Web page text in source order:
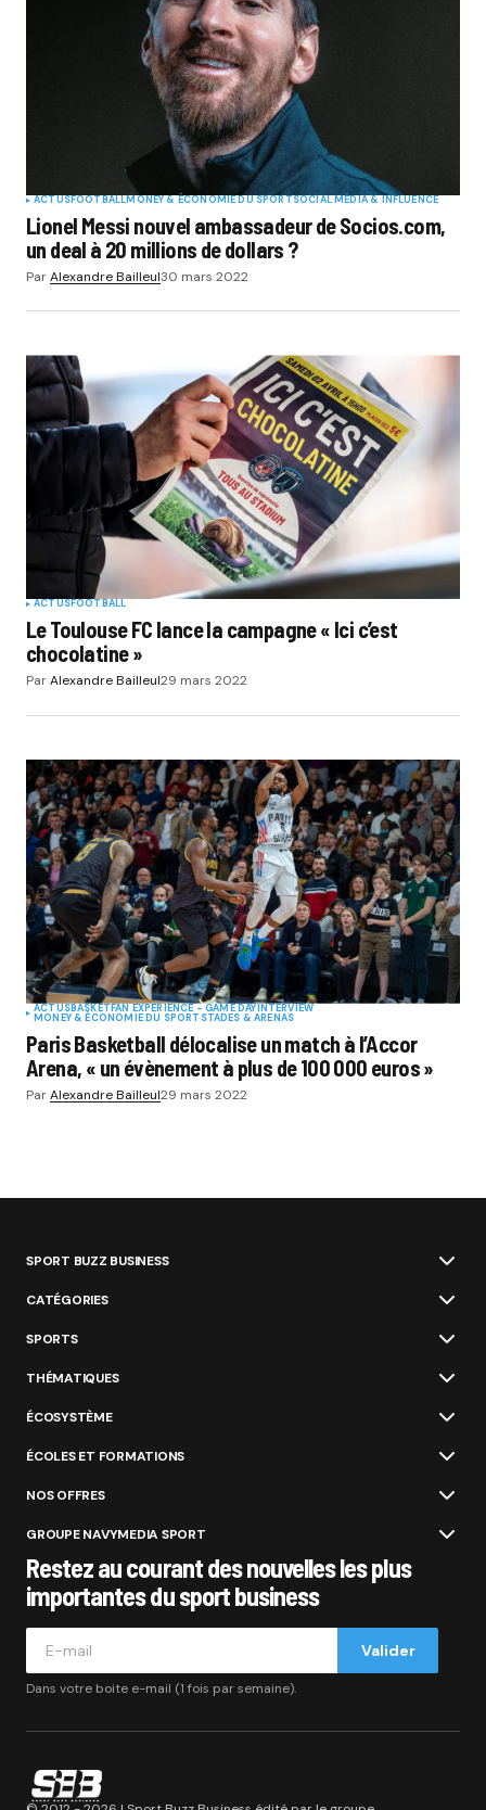
ACTUSFOOTBALLMONEY & ÉCONOMIE DU SPORTSOCIAL MÉDIA & INFLUENCE
Lionel Messi nouvel ambassadeur de Socios.com,
un deal à 20 millions de dollars ?
ParAlexandre Bailleul30 mars 2022
ACTUSFOOTBALL
Le Toulouse FC lance la campagne « Ici c’est
chocolatine »
ParAlexandre Bailleul29 mars 2022
ACTUSBASKETFAN EXPERIENCE - GAME DAYINTERVIEW
MONEY & ÉCONOMIE DU SPORT STADES & ARENAS
Paris Basketball délocalise un match à l’Accor
Arena, « un évènement à plus de 100 000 euros »
ParAlexandre Bailleul29 mars 2022
SPORT BUZZ BUSINESS
CATÉGORIES
SPORTS
THÉMATIQUES
ÉCOSYSTÈME
ÉCOLES ET FORMATIONS
NOS OFFRES
GROUPE NAVYMEDIA SPORT
Restez au courant des nouvelles les plus
importantes du sport business
Valider
Dans votre boite e-mail (1 fois par semaine).